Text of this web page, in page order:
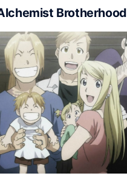
Brotherhood